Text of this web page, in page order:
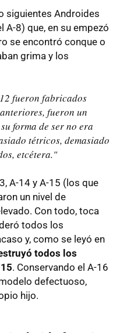
siguientes Androides
A-8) que, en su empezó
se encontró conque o
grima y los
fueron fabricados
fueron un
forma de ser no era
tétricos, demasiado
etcétera."
A-14 y A-15 (los que
un nivel de
Con todo, toca
todos los
y, como se leyó en
todos los
. Conservando el A-16
defectuoso,
hijo.